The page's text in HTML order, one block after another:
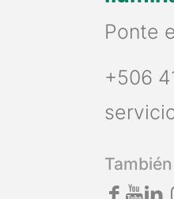
Ponte
+506